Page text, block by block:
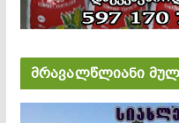
მრავალწლიანი